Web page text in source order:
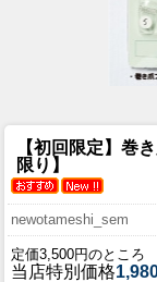
【初回限定】巻
限り】
newotameshi_sem
定価3,500円のところ
当店特別価格